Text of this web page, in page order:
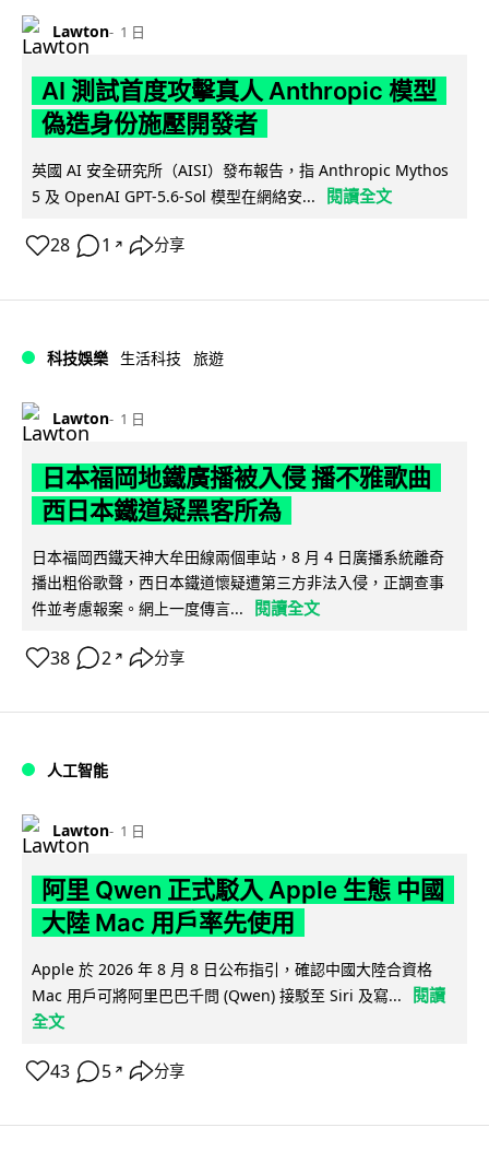
Lawton 1 日
AI 測試首度攻擊真人 Anthropic 模型
偽造身份施壓開發者
英國 AI 安全研究所（AISI）發布報告，指 Anthropic Mythos
5 及 OpenAI GPT-5.6-Sol 模型在網絡安...
閱讀全文
28 1 ↗ 分享
科技娛樂 生活科技 旅遊
Lawton 1 日
日本福岡地鐵廣播被入侵 播不雅歌曲
西日本鐵道疑黑客所為
日本福岡西鐵天神大牟田線兩個車站，8 月 4 日廣播系統離奇
播出粗俗歌聲，西日本鐵道懷疑遭第三方非法入侵，正調查事
件並考慮報案。網上一度傳言...
閱讀全文
38 2 ↗ 分享
人工智能
Lawton 1 日
阿里 Qwen 正式駁入 Apple 生態 中國
大陸 Mac 用戶率先使用
Apple 於 2026 年 8 月 8 日公布指引，確認中國大陸合資格
Mac 用戶可將阿里巴巴千問 (Qwen) 接駁至 Siri 及寫...
閱讀
全文
43 5 ↗ 分享